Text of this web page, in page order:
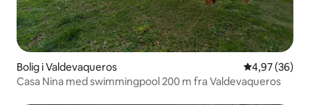
Bolig i Valdevaqueros 4,97 ud af 5 i
4,97 (36)
Casa Nina med swimmingpool 200 m fra Valdevaqueros